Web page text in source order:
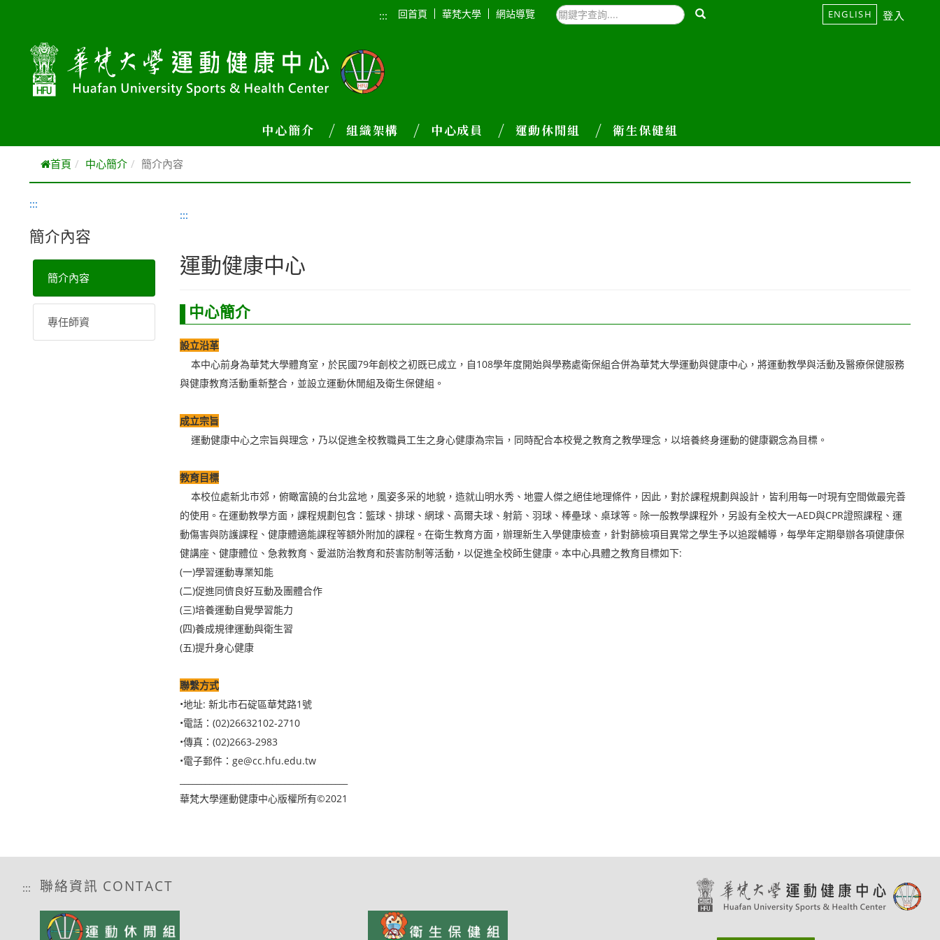
::: 回首頁 華梵大學 網站導覽 ENGLISH 登入
中心簡介 組織架構 中心成員 運動休閒組 衛生保健組
首頁 中心簡介 簡介內容
:::
簡介內容
簡介內容
專任師資
:::
運動健康中心
中心簡介
設立沿革
本中心前身為華梵大學體育室，於民國79年創校之初既已成立，自108學年度開始與學務處衛保組合併為華梵大學運動與健康中心，將運動教學與活動及醫療保健服務
與健康教育活動重新整合，並設立運動休閒組及衛生保健組。
成立宗旨
運動健康中心之宗旨與理念，乃以促進全校教職員工生之身心健康為宗旨，同時配合本校覺之教育之教學理念，以培養終身運動的健康觀念為目標。
教育目標
本校位處新北市郊，俯瞰富饒的台北盆地，風姿多采的地貌，造就山明水秀、地靈人傑之絕佳地理條件，因此，對於課程規劃與設計，皆利用每一吋現有空間做最完善
的使用。在運動教學方面，課程規劃包含：籃球、排球、網球、高爾夫球、射箭、羽球、棒壘球、桌球等。除一般教學課程外，另設有全校大一AED與CPR證照課程、運
動傷害與防護課程、健康體適能課程等額外附加的課程。在衛生教育方面，辦理新生入學健康檢查，針對篩檢項目異常之學生予以追蹤輔導，每學年定期舉辦各項健康保
健講座、健康體位、急救教育、愛滋防治教育和菸害防制等活動，以促進全校師生健康。本中心具體之教育目標如下:
(一)學習運動專業知能
(二)促進同儕良好互動及團體合作
(三)培養運動自覺學習能力
(四)養成規律運動與衛生習
(五)提升身心健康
聯繫方式
•地址: 新北市石碇區華梵路1號
•電話：(02)26632102-2710
•傳真：(02)2663-2983
•電子郵件：ge@cc.hfu.edu.tw
​華梵大學運動健康中心版權所有©2021
::: 聯絡資訊 CONTACT